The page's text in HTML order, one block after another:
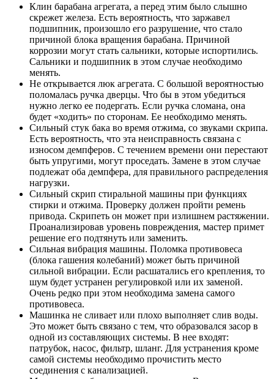
Клин барабана агрегата, а перед этим было слышно
скрежет железа. Есть вероятность, что заржавел
подшипник, произошло его разрушение, что стало
причиной блока вращения барабана. Причиной
коррозии могут стать сальники, которые испортились.
Сальники и подшипник в этом случае необходимо
менять.
Не открывается люк агрегата. С большой вероятностью
поломалась ручка дверцы. Что бы в этом убедиться
нужно легко ее подергать. Если ручка сломана, она
будет «ходить» по сторонам. Ее необходимо менять.
Сильный стук бака во время отжима, со звуками скрипа.
Есть вероятность, что эта неисправность связана с
износом демпферов. С течением времени они перестают
быть упругими, могут проседать. Замене в этом случае
подлежат оба демпфера, для правильного распределения
нагрузки.
Сильный скрип стиральной машины при функциях
стирки и отжима. Проверку должен пройти ремень
привода. Скрипеть он может при излишнем растяжении.
Проанализировав уровень повреждения, мастер примет
решение его подтянуть или заменить.
Сильная вибрация машины. Поломка противовеса
(блока гашения колебаний) может быть причиной
сильной вибрации. Если расшатались его крепления, то
шум будет устранен регулировкой или их заменой.
Очень редко при этом необходима замена самого
противовеса.
Машинка не сливает или плохо выполняет слив воды.
Это может быть связано с тем, что образовался засор в
одной из составляющих системы. В нее входят:
патрубок, насос, фильтр, шланг. Для устранения кроме
самой системы необходимо прочистить место
соединения с канализацией.